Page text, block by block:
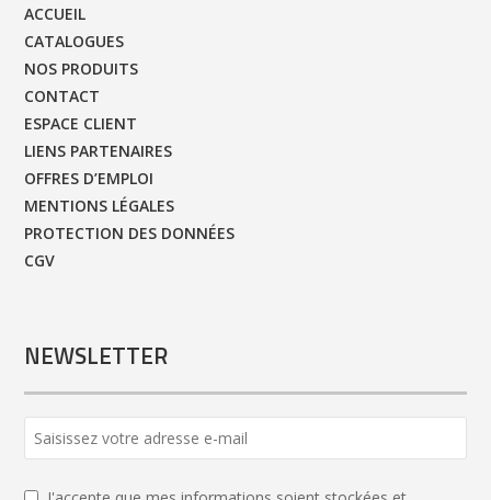
ACCUEIL
CATALOGUES
NOS PRODUITS
CONTACT
ESPACE CLIENT
LIENS PARTENAIRES
OFFRES D’EMPLOI
MENTIONS LÉGALES
PROTECTION DES DONNÉES
CGV
NEWSLETTER